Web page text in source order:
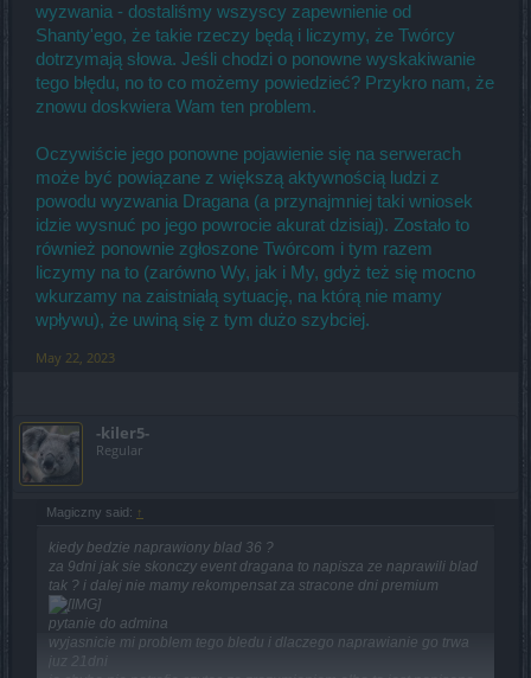
wyzwania - dostaliśmy wszyscy zapewnienie od
Shanty'ego, że takie rzeczy będą i liczymy, że Twórcy
dotrzymają słowa. Jeśli chodzi o ponowne wyskakiwanie
tego błędu, no to co możemy powiedzieć? Przykro nam, że
znowu doskwiera Wam ten problem.
Oczywiście jego ponowne pojawienie się na serwerach
może być powiązane z większą aktywnością ludzi z
powodu wyzwania Dragana (a przynajmniej taki wniosek
idzie wysnuć po jego powrocie akurat dzisiaj). Zostało to
również ponownie zgłoszone Twórcom i tym razem
liczymy na to (zarówno Wy, jak i My, gdyż też się mocno
wkurzamy na zaistniałą sytuację, na którą nie mamy
wpływu), że uwiną się z tym dużo szybciej.
May 22, 2023
-kiler5-
Regular
Magiczny said: ↑
kiedy bedzie naprawiony blad 36 ?
za 9dni jak sie skonczy event dragana to napisza ze naprawili blad
tak ? i dalej nie mamy rekompensat za stracone dni premium
pytanie do admina
wyjasnicie mi problem tego bledu i dlaczego naprawianie go trwa
juz 21dni